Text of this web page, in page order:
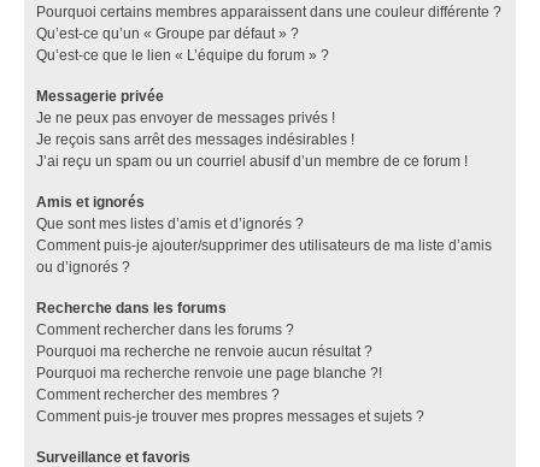
Pourquoi certains membres apparaissent dans une couleur différente ?
Qu’est-ce qu’un « Groupe par défaut » ?
Qu’est-ce que le lien « L’équipe du forum » ?
Messagerie privée
Je ne peux pas envoyer de messages privés !
Je reçois sans arrêt des messages indésirables !
J’ai reçu un spam ou un courriel abusif d’un membre de ce forum !
Amis et ignorés
Que sont mes listes d’amis et d’ignorés ?
Comment puis-je ajouter/supprimer des utilisateurs de ma liste d’amis
ou d’ignorés ?
Recherche dans les forums
Comment rechercher dans les forums ?
Pourquoi ma recherche ne renvoie aucun résultat ?
Pourquoi ma recherche renvoie une page blanche ?!
Comment rechercher des membres ?
Comment puis-je trouver mes propres messages et sujets ?
Surveillance et favoris